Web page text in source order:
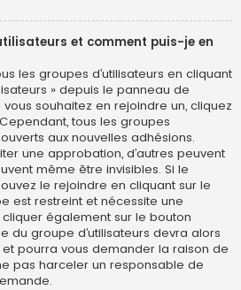
et comment puis-je en
les groupes d’utilisateurs en cliquant
» depuis le panneau de
vous souhaitez en rejoindre un, cliquez
tous les groupes
aux nouvelles adhésions.
une approbation, d’autres peuvent
même être invisibles. Si le
le rejoindre en cliquant sur le
est restreint et nécessite une
également sur le bouton
du groupe d’utilisateurs devra alors
pourra vous demander la raison de
pas harceler un responsable de